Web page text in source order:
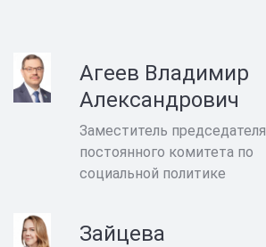
Агеев Владимир
Александрович
Заместитель председателя
постоянного комитета по
социальной политике
Зайцева